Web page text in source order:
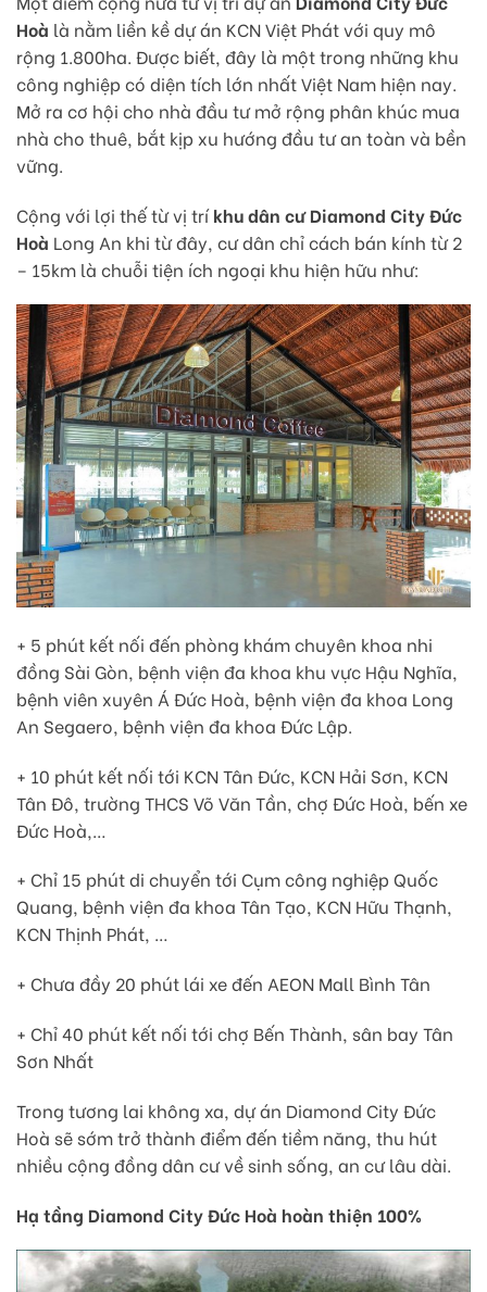
Hoà là nằm liền kề dự án KCN Việt Phát với quy mô
rộng 1.800ha. Được biết, đây là một trong những khu
công nghiệp có diện tích lớn nhất Việt Nam hiện nay.
Mở ra cơ hội cho nhà đầu tư mở rộng phân khúc mua
nhà cho thuê, bắt kịp xu hướng đầu tư an toàn và bền
vững.
Cộng với lợi thế từ vị tríkhu dân cư Diamond City Đức
Hoà Long An khi từ đây, cư dân chỉ cách bán kính từ 2
– 15km là chuỗi tiện ích ngoại khu hiện hữu như:
+ 5 phút kết nối đến phòng khám chuyên khoa nhi
đồng Sài Gòn, bệnh viện đa khoa khu vực Hậu Nghĩa,
bệnh viên xuyên Á Đức Hoà, bệnh viện đa khoa Long
An Segaero, bệnh viện đa khoa Đức Lập.
+ 10 phút kết nối tới KCN Tân Đức, KCN Hải Sơn, KCN
Tân Đô, trường THCS Võ Văn Tần, chợ Đức Hoà, bến xe
Đức Hoà,…
+ Chỉ 15 phút di chuyển tới Cụm công nghiệp Quốc
Quang, bệnh viện đa khoa Tân Tạo, KCN Hữu Thạnh,
KCN Thịnh Phát, …
+ Chưa đầy 20 phút lái xe đến AEON Mall Bình Tân
+ Chỉ 40 phút kết nối tới chợ Bến Thành, sân bay Tân
Sơn Nhất
Trong tương lai không xa, dự án Diamond City Đức
Hoà sẽ sớm trở thành điểm đến tiềm năng, thu hút
nhiều cộng đồng dân cư về sinh sống, an cư lâu dài.
Hạ tầng Diamond City Đức Hoà hoàn thiện 100%